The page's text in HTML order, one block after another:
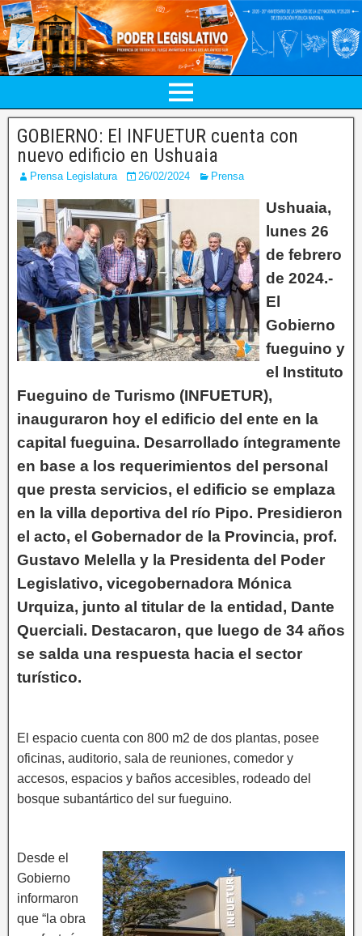
GOBIERNO: El INFUETUR cuenta con
nuevo edificio en Ushuaia
Prensa Legislatura 26/02/2024 Prensa
Ushuaia,
lunes 26
de febrero
de 2024.-
El
Gobierno
fueguino y
el Instituto
Fueguino de Turismo (INFUETUR),
inauguraron hoy el edificio del ente en la
capital fueguina. Desarrollado íntegramente
en base a los requerimientos del personal
que presta servicios, el edificio se emplaza
en la villa deportiva del río Pipo. Presidieron
el acto, el Gobernador de la Provincia, prof.
Gustavo Melella y la Presidenta del Poder
Legislativo, vicegobernadora Mónica
Urquiza, junto al titular de la entidad, Dante
Querciali. Destacaron, que luego de 34 años
se salda una respuesta hacia el sector
turístico.
El espacio cuenta con 800 m2 de dos plantas, posee
oficinas, auditorio, sala de reuniones, comedor y
accesos, espacios y baños accesibles, rodeado del
bosque subantártico del sur fueguino.
Desde el
Gobierno
informaron
que “la obra